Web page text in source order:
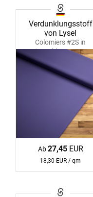
Verdunklungsstoff
von Lysel
Colomiers #2S in
jeansblau 35807
Ab27,45EUR
18,30 EUR / qm